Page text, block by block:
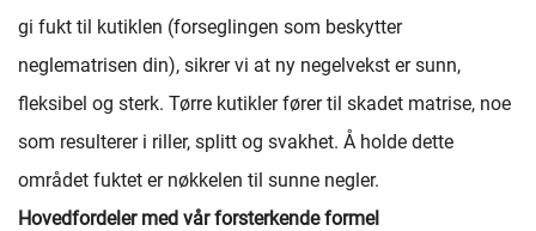
gi fukt til kutiklen (forseglingen som beskytter
neglematrisen din), sikrer vi at ny negelvekst er sunn,
fleksibel og sterk. Tørre kutikler fører til skadet matrise, noe
som resulterer i riller, splitt og svakhet. Å holde dette
området fuktet er nøkkelen til sunne negler.
Hovedfordeler med vår forsterkende formel